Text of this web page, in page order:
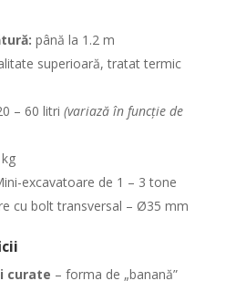
până la 1.2 m
superioară, tratat termic
– 60 litri (variază în funcție de
excavatoare de 1 – 3 tone
cu bolt transversal – Ø35 mm
curate – forma de „banană”